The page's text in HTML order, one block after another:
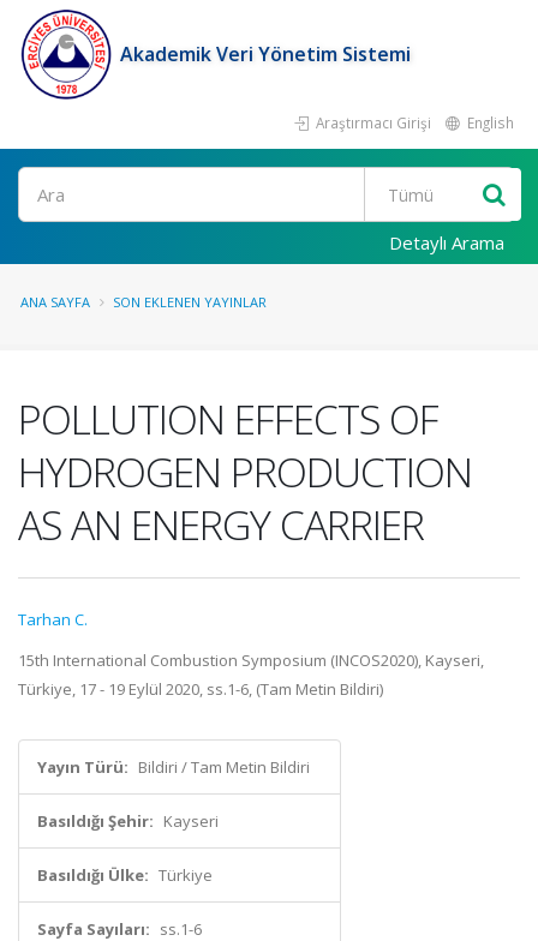
Akademik Veri Yönetim Sistemi
Araştırmacı Girişi English
Ara
Detaylı Arama
ANA SAYFA SON EKLENEN YAYINLAR
POLLUTION EFFECTS OF
HYDROGEN PRODUCTION
AS AN ENERGY CARRIER
Tarhan C.
15th International Combustion Symposium (INCOS2020), Kayseri,
Türkiye, 17 - 19 Eylül 2020, ss.1-6, (Tam Metin Bildiri)
Yayın Türü: Bildiri / Tam Metin Bildiri
Basıldığı Şehir: Kayseri
Basıldığı Ülke: Türkiye
Sayfa Sayıları: ss.1-6